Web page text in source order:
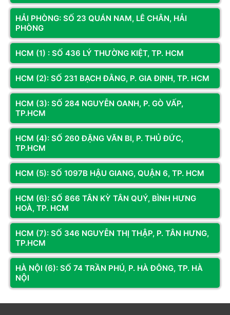
5 sao
4 sao
3 sao
2 sao
1 sao
Bạn đã dùng sản phẩm này?
Gửi đánh giá của bạn
Hỏi và đáp (0 bình luận)
Bài viết liên quan
Sản phẩm đã xem
HẢI PHÒNG: SỐ 23 QUÁN NAM, LÊ CHÂN, HẢI
PHÒNG
HCM (1) : SỐ 436 LÝ THƯỜNG KIỆT, TP. HCM
HCM (2): SỐ 231 BẠCH ĐẰNG, P. GIA ĐỊNH, TP. HCM
HCM (3): SỐ 284 NGUYỄN OANH, P. GÒ VẤP,
TP.HCM
HCM (4): SỐ 260 ĐẶNG VĂN BI, P. THỦ ĐỨC,
TP.HCM
HCM (5): SỐ 1097B HẬU GIANG, QUẬN 6, TP. HCM
HCM (6): SỐ 866 TÂN KỲ TÂN QUÝ, BÌNH HƯNG
HOÀ, TP. HCM
HCM (7): SỐ 346 NGUYỄN THỊ THẬP, P. TÂN HƯNG,
TP.HCM
HÀ NỘI (6): SỐ 74 TRẦN PHÚ, P. HÀ ĐÔNG, TP. HÀ
NỘI